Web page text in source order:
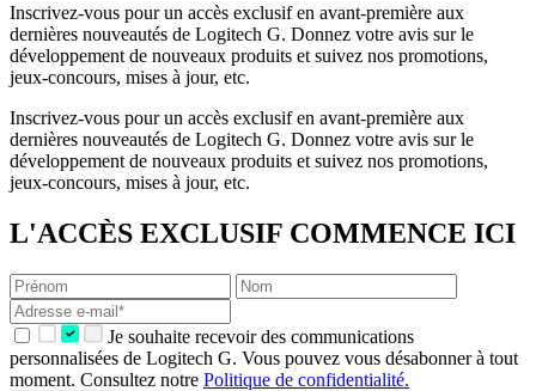
Inscrivez-vous pour un accès exclusif en avant-première aux
dernières nouveautés de Logitech G. Donnez votre avis sur le
développement de nouveaux produits et suivez nos promotions,
jeux-concours, mises à jour, etc.
Inscrivez-vous pour un accès exclusif en avant-première aux
dernières nouveautés de Logitech G. Donnez votre avis sur le
développement de nouveaux produits et suivez nos promotions,
jeux-concours, mises à jour, etc.
L'ACCÈS EXCLUSIF COMMENCE ICI
Je souhaite recevoir des communications
personnalisées de Logitech G. Vous pouvez vous désabonner à tout
moment. Consultez notre Politique de confidentialité.